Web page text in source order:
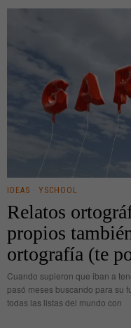
IDEAS · YSCHOOL
Relatos
propios
ortografía (te
Cuando supieron que iban a
pasó meses buscando para su
todas las listas del mundo con